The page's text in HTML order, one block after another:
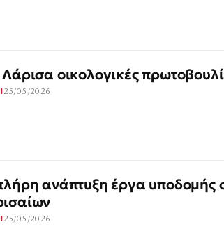
Λάρισα οικολογικές
25/05/2026
ανάπτυξη έργα υποδομής
25/05/2026